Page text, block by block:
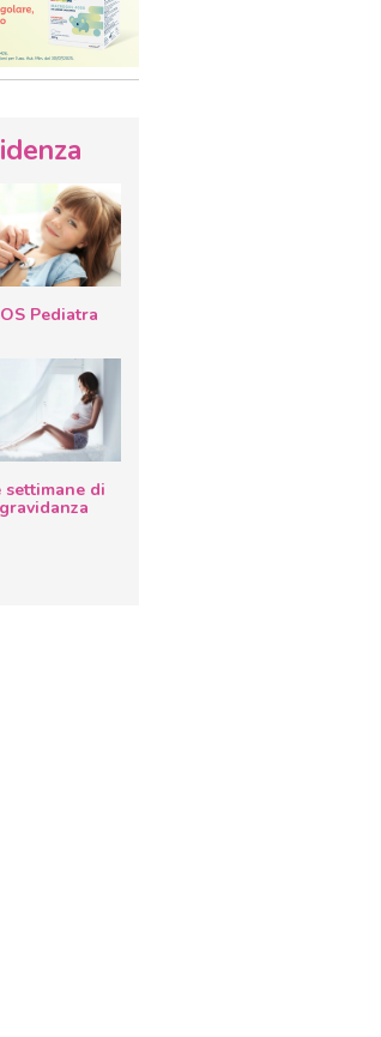
Pediatra
settimane di
gravidanza